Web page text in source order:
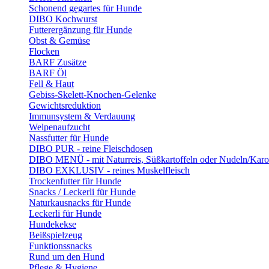
Schonend gegartes für Hunde
DIBO Kochwurst
Futterergänzung für Hunde
Obst & Gemüse
Flocken
BARF Zusätze
BARF Öl
Fell & Haut
Gebiss-Skelett-Knochen-Gelenke
Gewichtsreduktion
Immunsystem & Verdauung
Welpenaufzucht
Nassfutter für Hunde
DIBO PUR - reine Fleischdosen
DIBO MENÜ - mit Naturreis, Süßkartoffeln oder Nudeln/
DIBO EXKLUSIV - reines Muskelfleisch
Trockenfutter für Hunde
Snacks / Leckerli für Hunde
Naturkausnacks für Hunde
Leckerli für Hunde
Hundekekse
Beißspielzeug
Funktionssnacks
Rund um den Hund